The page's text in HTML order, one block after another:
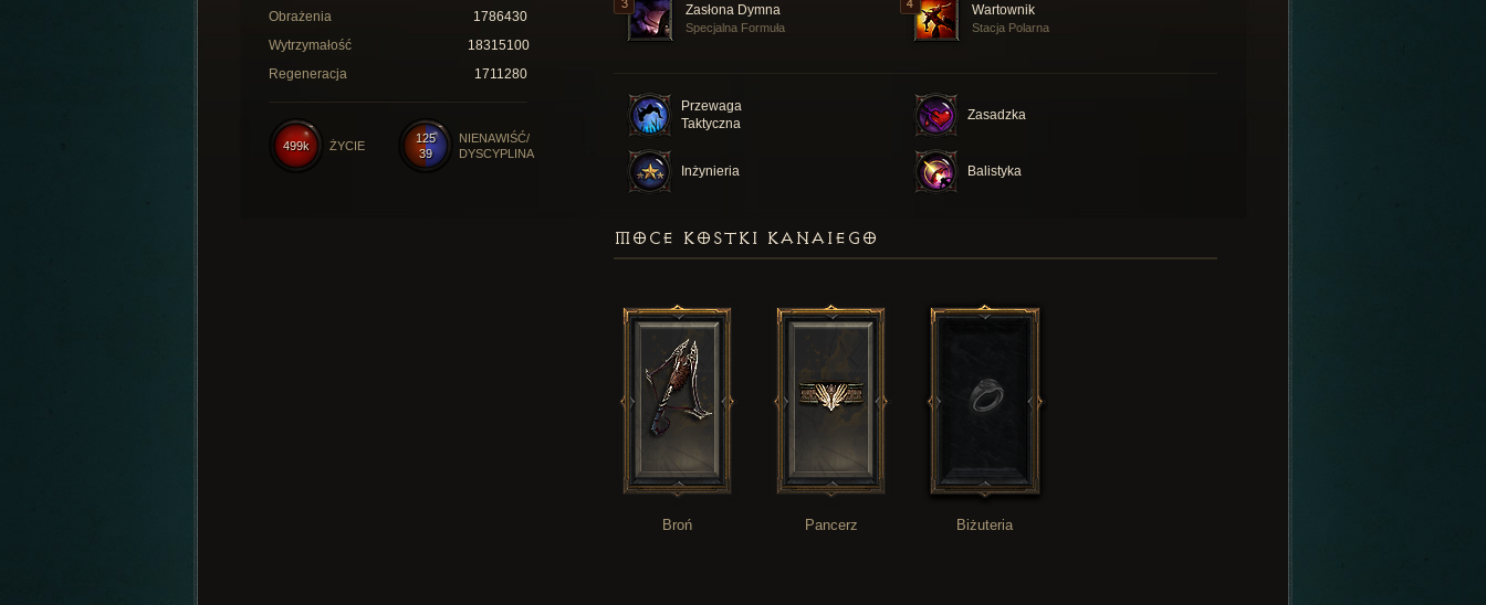
Zasłona Dymna
Specjalna Formuła
Wartownik
Stacja Polarna
Przewaga
Taktyczna
Zasadzka
Inżynieria Balistyka
Obrażenia
1786430
Wytrzymałość
18315100
Regeneracja
1711280
125
39
NIENAWIŚĆ/
DYSCYPLINA
499k ŻYCIE
MOCE KOSTKI KANAIEGO
Broń Pancerz Biżuteria